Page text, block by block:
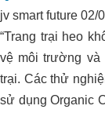
jv smart future 02/
“Trang trại heo
vệ môi trường và
trại. Các thử
sử dụng Organic